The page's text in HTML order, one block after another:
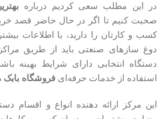
در این مطلب سعی کردیم درباره
صحبت کنیم تا اگر در حال حاضر قصد
کسب و کارتان را دارید، با اطلاعات
دوغ سازهای صنعتی باید از طریق
دستگاه انتخابی دارای شرایط بهینه
استفاده از خدمات حرفه‌ای فروشگاه
این مرکز ارائه دهنده انواع و اقسام